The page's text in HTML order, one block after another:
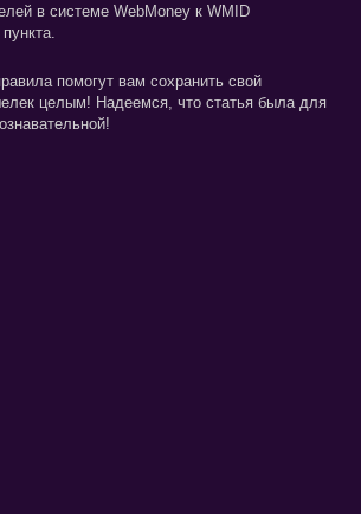
в системе WebMoney к WMID
помогут вам сохранить свой
целым! Надеемся, что статья была для